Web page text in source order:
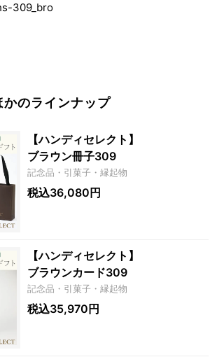
309_bro
かのラインナップ
【ハンディセレクト】
ブラウン冊子309
記念品・引菓子・縁起物
税込36,080円
【ハンディセレクト】
ブラウンカード309
記念品・引菓子・縁起物
税込35,970円